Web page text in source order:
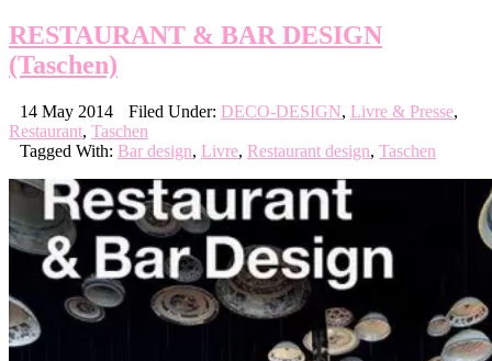
RESTAURANT & BAR DESIGN
(Taschen)
14 May 2014 Filed Under: DECO-DESIGN, Livre & Presse,
Restaurant, Taschen
Tagged With: Bar design, Livre, Restaurant design, Taschen